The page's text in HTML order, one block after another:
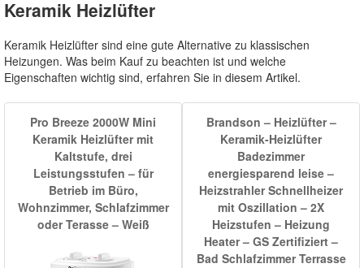
Keramik Heizlüfter
Keramik Heizlüfter sind eine gute Alternative zu klassischen
Heizungen. Was beim Kauf zu beachten ist und welche
Eigenschaften wichtig sind, erfahren Sie in diesem Artikel.
Pro Breeze 2000W Mini
Keramik Heizlüfter mit
Kaltstufe, drei
Leistungsstufen – für
Betrieb im Büro,
Wohnzimmer, Schlafzimmer
oder Terasse – Weiß
Brandson – Heizlüfter –
Keramik-Heizlüfter
Badezimmer
energiesparend leise –
Heizstrahler Schnellheizer
mit Oszillation – 2X
Heizstufen – Heizung
Heater – GS Zertifiziert –
Bad Schlafzimmer Terrasse